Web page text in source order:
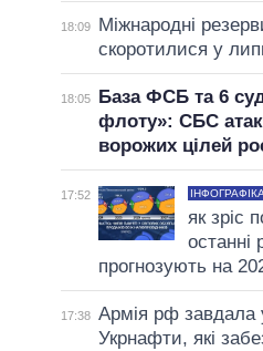
18:09
Міжнародні
скоротилися у
18:05
База ФСБ та 6
флоту»: СБС
ворожих цілей
17:52
як зріс
останні
прогнозують на
17:38 Армія рф завдала
Укрнафти, які